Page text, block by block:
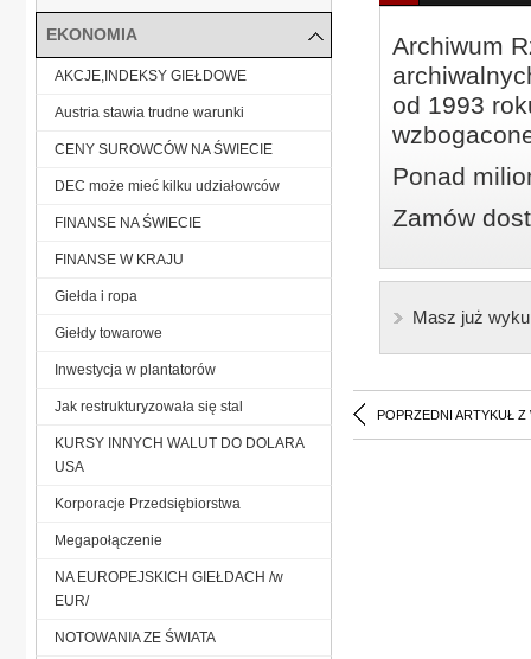
Archiwum
od 1993
Ponad
Zamów
Masz już
POPRZEDNI ARTYKUŁ Z
EKONOMIA
AKCJE,INDEKSY GIEŁDOWE
Austria stawia trudne warunki
CENY SUROWCÓW NA ŚWIECIE
DEC może mieć kilku udziałowców
FINANSE NA ŚWIECIE
FINANSE W KRAJU
Giełda i ropa
Giełdy towarowe
Inwestycja w plantatorów
Jak restrukturyzowała się stal
KURSY INNYCH WALUT DO DOLARA
USA
Korporacje Przedsiębiorstwa
Megapołączenie
NA EUROPEJSKICH GIEŁDACH /w
EUR/
NOTOWANIA ZE ŚWIATA